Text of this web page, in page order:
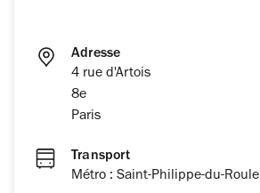
Adresse
4 rue d'Artois
8e
Paris
Transport
Métro : Saint-Philippe-du-Roule